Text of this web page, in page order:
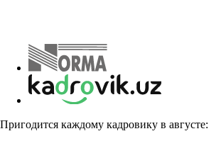
Пригодится каждому кадровику в августе: